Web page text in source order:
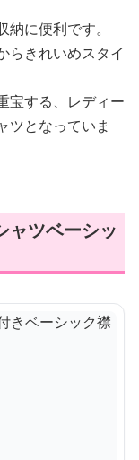
に便利です。
らきれいめスタイ
宝する、レディー
ツとなっていま
ャツベーシッ